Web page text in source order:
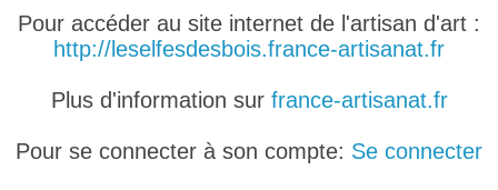
Pour accéder au site internet de l'artisan d'art :
http://leselfesdesbois.france-artisanat.fr
Plus d'information sur france-artisanat.fr
Pour se connecter à son compte: Se connecter